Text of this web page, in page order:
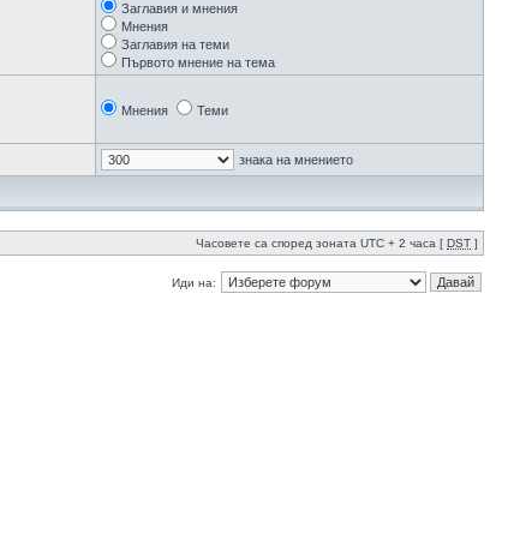
Заглавия и мнения
Мнения
Заглавия на теми
Първото мнение на тема
Мнения Теми
знака на мнението
Часовете са според зоната UTC + 2 часа [ DST ]
Иди на: